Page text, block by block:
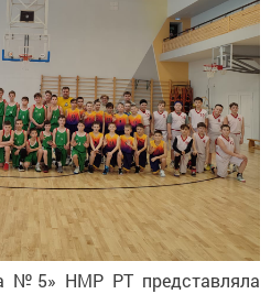
№5» НМР РТ представляла